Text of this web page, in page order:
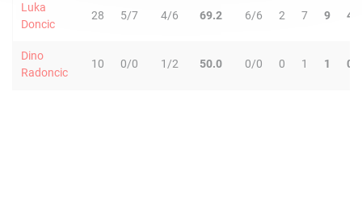
Luka
Doncic
28 5/7 4/6 69.2 6/6 2 7 9 4
Dino
Radoncic
10 0/0 1/2 50.0 0/0 0 1 1 0